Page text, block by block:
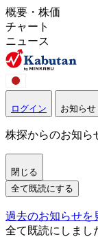
概要・株価
チャート
ニュース
ログイン お知らせ
株探からのお知ら
閉じる
全て既読にする
過去のお知らせを
全て既読にしまし